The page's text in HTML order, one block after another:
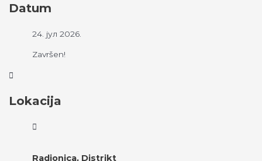
Datum
24. јул 2026.
Završen!
Lokacija
Radionica, Distrikt